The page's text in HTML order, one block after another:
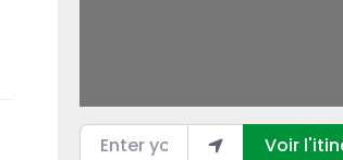
Enter your
Voir